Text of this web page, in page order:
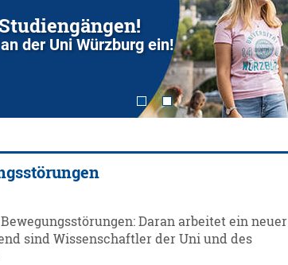
der Uni Würzburg ein!
Daran arbeitet ein neuer
sind Wissenschaftler der Uni und des